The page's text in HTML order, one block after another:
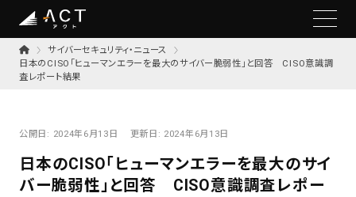
サイバーセキュリティ・ニュース
日本のCISO「ヒューマンエラーを最大のサイバー脆弱性」と回答 CISO意識調
査レポート結果
公開日: 2024年6月13日 更新日: 2024年6月13日
日本のCISO「ヒューマンエラーを最大のサイ
バー脆弱性」と回答 CISO意識調査レポー